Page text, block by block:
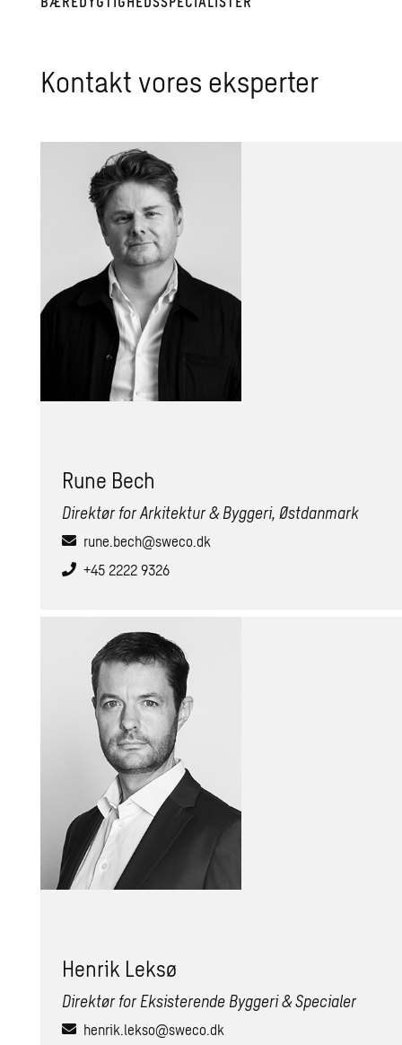
Kontakt vores eksperter
Rune Bech
Direktør for Arkitektur & Byggeri, Østdanmark
rune.bech@sweco.dk
+45 2222 9326
Hen­rik Leksø
Direktør for Eksisterende Byggeri & Specialer
henrik.lekso@sweco.dk